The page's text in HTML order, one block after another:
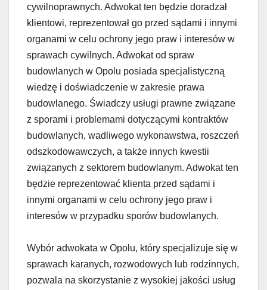
cywilnoprawnych. Adwokat ten będzie doradzał
klientowi, reprezentował go przed sądami i innymi
organami w celu ochrony jego praw i interesów w
sprawach cywilnych. Adwokat od spraw
budowlanych w Opolu posiada specjalistyczną
wiedzę i doświadczenie w zakresie prawa
budowlanego. Świadczy usługi prawne związane
z sporami i problemami dotyczącymi kontraktów
budowlanych, wadliwego wykonawstwa, roszczeń
odszkodowawczych, a także innych kwestii
związanych z sektorem budowlanym. Adwokat ten
będzie reprezentować klienta przed sądami i
innymi organami w celu ochrony jego praw i
interesów w przypadku sporów budowlanych.
Wybór adwokata w Opolu, który specjalizuje się w
sprawach karanych, rozwodowych lub rodzinnych,
pozwala na skorzystanie z wysokiej jakości usług